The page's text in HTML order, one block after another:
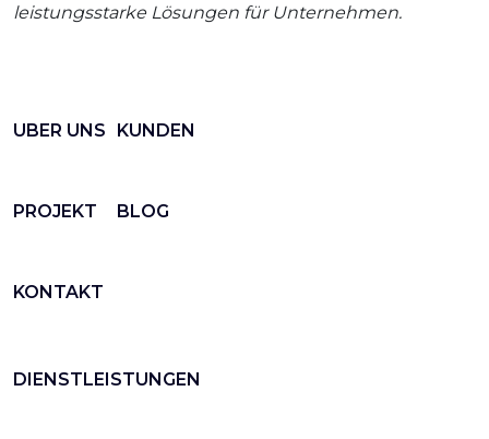
leistungsstarke Lösungen für Unternehmen.
UBER UNS KUNDEN
PROJEKT BLOG
KONTAKT
DIENSTLEISTUNGEN